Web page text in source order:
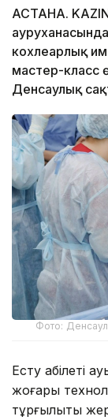
АСТАНА.
кохлеарлық
мастер-класс
Денсаулық
Фото:
Есту қабілеті
жоғары
тұрғылықты